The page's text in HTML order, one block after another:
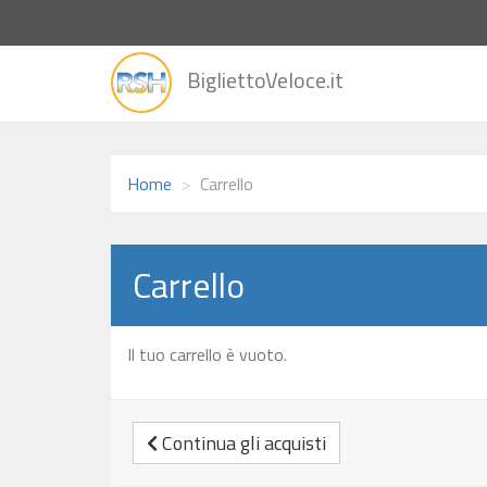
alla
BigliettoVeloce.it
Home Carrello
Carrello
Il tuo carrello è vuoto.
Continua gli acquisti